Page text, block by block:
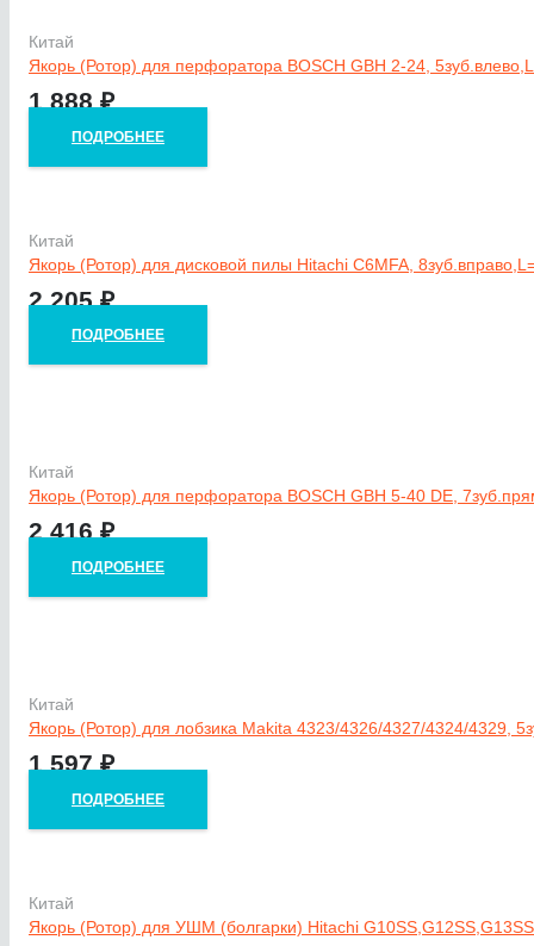
Китай
Якорь (Ротор) для перфоратора BOSCH GBH 2-24,
1 888₽
ПОДРОБНЕЕ
Китай
Якорь (Ротор) для дисковой пилы Hitachi C6MFA,
2 205₽
ПОДРОБНЕЕ
Китай
Якорь (Ротор) для перфоратора BOSCH GBH 5-40 DE,
2 416₽
ПОДРОБНЕЕ
Китай
Якорь (Ротор) для лобзика Makita 4323/4326/4327/4324/4329,
1 597₽
ПОДРОБНЕЕ
Китай
Якорь (Ротор) для УШМ (болгарки) Hitachi